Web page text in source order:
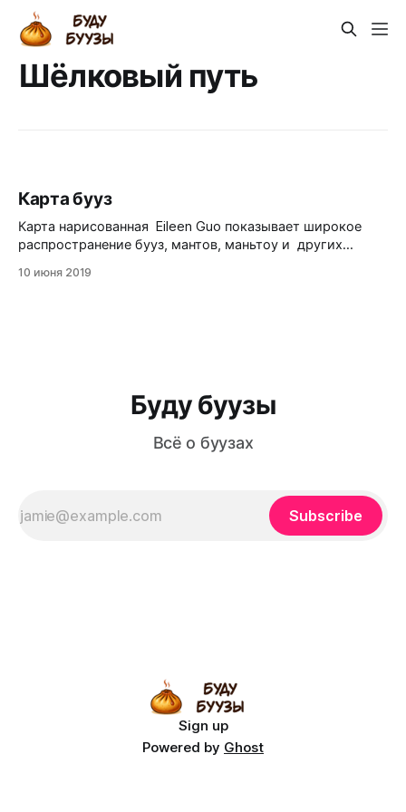
Шёлковый путь
Карта бууз
Карта нарисованная Eileen Guo показывает широкое
распространение бууз, мантов, маньтоу и других
происхождения блюда много, но надежных
10 июня 2019
Буду буузы
Всё о буузах
Subscribe
Sign up
Powered by Ghost